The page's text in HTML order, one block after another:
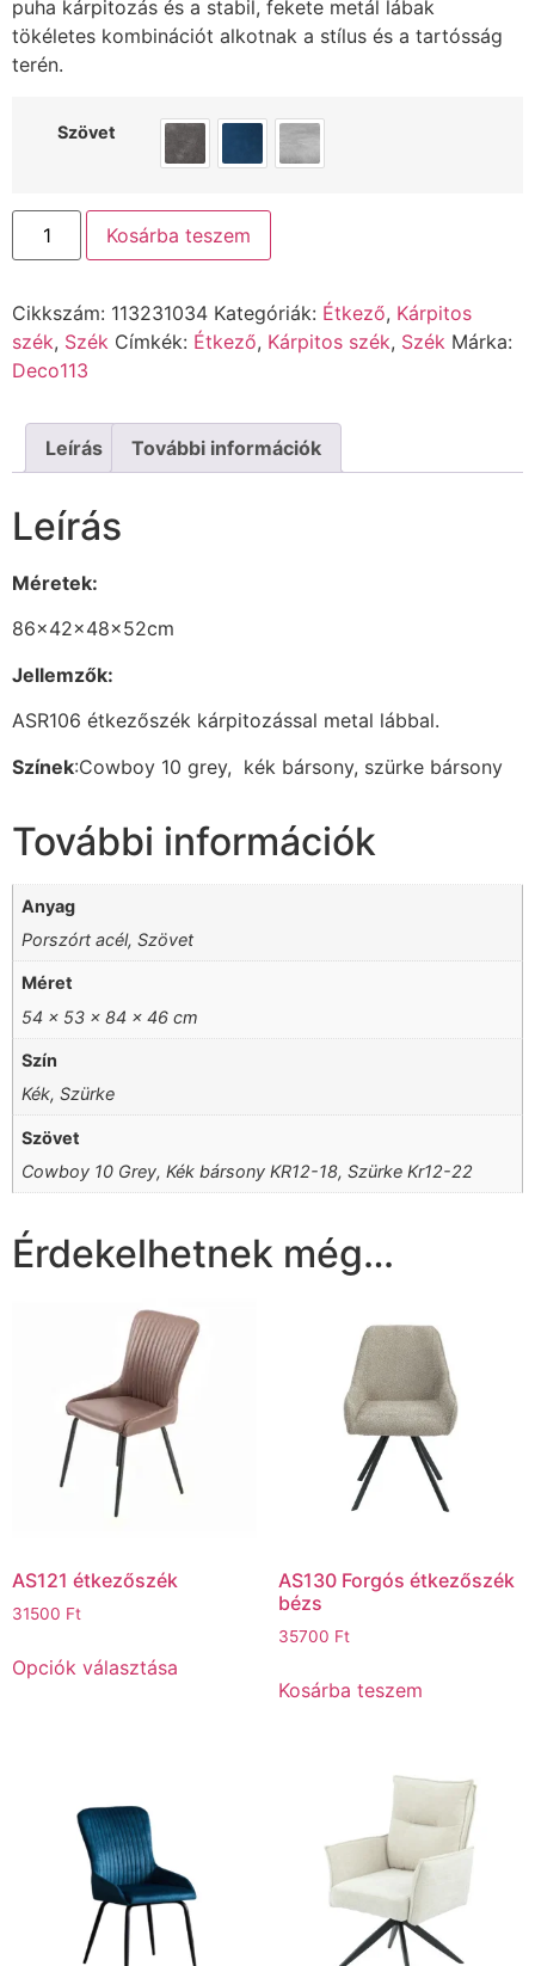
puha kárpitozás és a stabil, fekete metál lábak
tökéletes kombinációt alkotnak a stílus és a tartósság
terén.
Szövet
Kosárba teszem
Cikkszám: 113231034 Kategóriák: Étkező, Kárpitos
szék, Szék Címkék: Étkező, Kárpitos szék, Szék Márka:
Deco113
Leírás További információk
Leírás
Méretek:
86x42x48x52cm
Jellemzők:
ASR106 étkezőszék kárpitozással metal lábbal.
Színek:Cowboy 10 grey, kék bársony, szürke bársony
További információk
Anyag
Porszórt acél, Szövet
Méret
54 x 53 x 84 x 46 cm
Szín
Kék, Szürke
Szövet
Cowboy 10 Grey, Kék bársony KR12-18, Szürke Kr12-22
Érdekelhetnek még…
AS121 étkezőszék
31500 Ft
Opciók választása
AS130 Forgós étkezőszék
bézs
35700 Ft
Kosárba teszem